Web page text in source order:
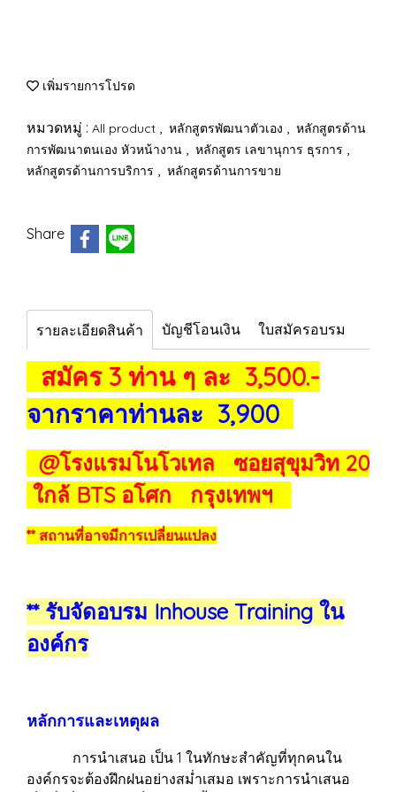
เพิ่มรายการโปรด
หมวดหมู่ : All product , หลักสูตรพัฒนาตัวเอง , หลักสูตรด้าน
การพัฒนาตนเอง หัวหน้างาน , หลักสูตร เลขานุการ ธุรการ ,
หลักสูตรด้านการบริการ , หลักสูตรด้านการขาย
Share
รายละเอียดสินค้า บัญชีโอนเงิน ใบสมัครอบรม
สมัคร 3 ท่าน ๆ ละ 3,500.-
จากราคาท่านละ 3,900
@โรงแรมโนโวเทล ซอยสุขุมวิท 20
ใกล้ BTS อโศก กรุงเทพฯ
** สถานที่อาจมีการเปลี่ยนแปลง
** รับจัดอบรม Inhouse Training ใน
องค์กร
หลักการและเหตุผล
การนำเสนอ เป็น 1 ในทักษะสำคัญที่ทุกคนใน
องค์กรจะต้องฝึกฝนอย่างสม่ำเสมอ เพราะการนำเสนอ